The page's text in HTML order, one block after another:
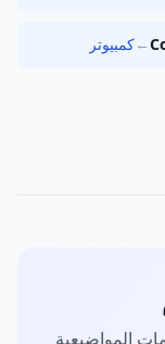
←كمبيوتر
المواضيعية